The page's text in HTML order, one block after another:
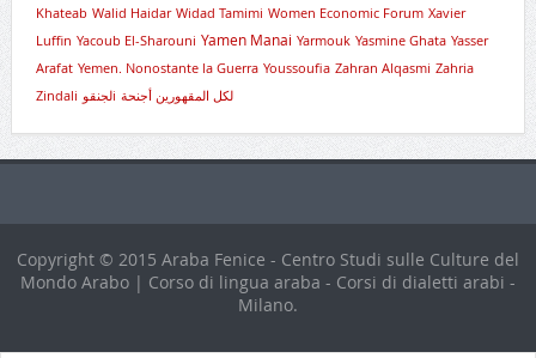
Khateab Walid Haidar Widad Tamimi Women Economic Forum Xavier
Luffin Yacoub El-Sharouni Yamen Manai Yarmouk Yasmine Ghata Yasser
Arafat Yemen. Nonostante la Guerra Youssoufia Zahran Alqasmi Zahria
Zindali
لجنقوi لكل المقهورين أجنحة
Copyright © 2015 Araba Fenice - Centro Studi sulle Culture del
Mondo Arabo | Corso di lingua araba - Corsi di dialetti arabi -
Milano.